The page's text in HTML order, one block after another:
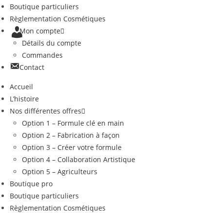
Boutique particuliers
Règlementation Cosmétiques
Mon compte
Détails du compte
Commandes
Contact
Accueil
L’histoire
Nos différentes offres
Option 1 – Formule clé en main
Option 2 – Fabrication à façon
Option 3 – Créer votre formule
Option 4 – Collaboration Artistique
Option 5 – Agriculteurs
Boutique pro
Boutique particuliers
Règlementation Cosmétiques